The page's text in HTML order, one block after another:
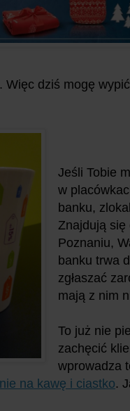
Więc dziś mogę
Jeśli Tobie
w
banku,
Znajdują się
Poznaniu,
banku trwa
zgłaszać
mają z nim
To już nie
zachęcić
wprowadza
na kawę i ciastko.